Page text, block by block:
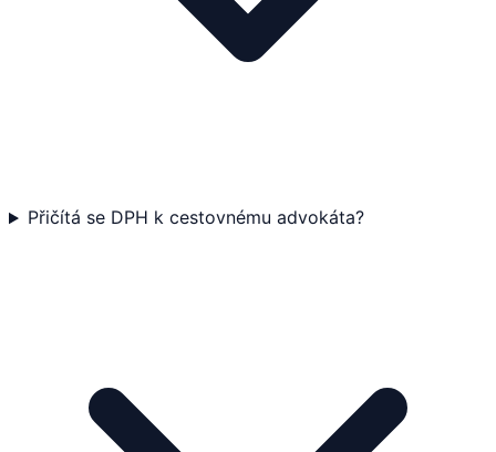
Přičítá se DPH k cestovnému advokáta?